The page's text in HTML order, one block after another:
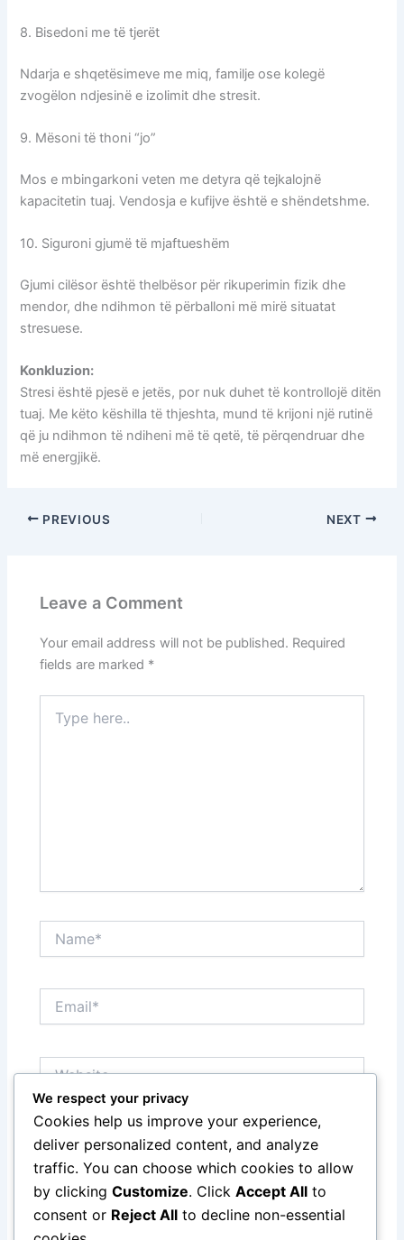
8. Bisedoni me të tjerët
Ndarja e shqetësimeve me miq, familje ose kolegë
zvogëlon ndjesinë e izolimit dhe stresit.
9. Mësoni të thoni “jo”
Mos e mbingarkoni veten me detyra që tejkalojnë
kapacitetin tuaj. Vendosja e kufijve është e shëndetshme.
10. Siguroni gjumë të mjaftueshëm
Gjumi cilësor është thelbësor për rikuperimin fizik dhe
mendor, dhe ndihmon të përballoni më mirë situatat
stresuese.
Konkluzion:
Stresi është pjesë e jetës, por nuk duhet të kontrollojë ditën
tuaj. Me këto këshilla të thjeshta, mund të krijoni një rutinë
që ju ndihmon të ndiheni më të qetë, të përqendruar dhe
më energjikë.
PREVIOUS NEXT
Leave a Comment
Your email address will not be published. Required
fields are marked *
here..
Save my name, email, and website in this browser
for the next time I comment.
We respect your privacy
Cookies help us improve your experience,
deliver personalized content, and analyze
traffic. You can choose which cookies to allow
by clicking Customize. Click Accept All to
consent or Reject All to decline non-essential